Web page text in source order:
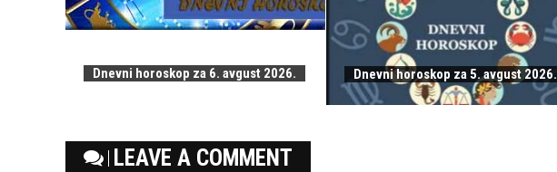
Dnevni horoskop za 6. avgust 2026. Dnevni horoskop za 5. avgust 2026.
LEAVE A COMMENT